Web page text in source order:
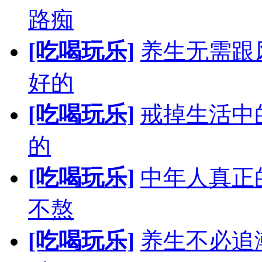
路痴
[吃喝玩乐] 养生无需
好的
[吃喝玩乐] 戒掉生活中
的
[吃喝玩乐] 中年人真
不熬
[吃喝玩乐] 养生不必